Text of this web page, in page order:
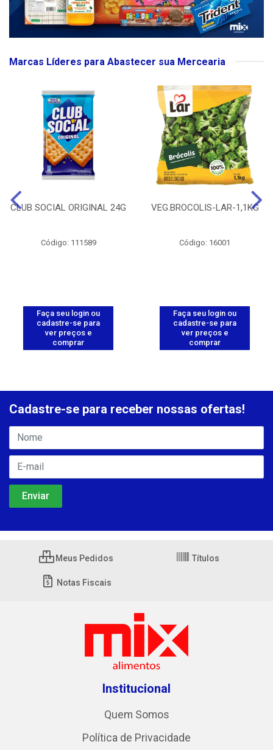
Marcas Líderes para Abastecer sua Mercearia
CLUB SOCIAL ORIGINAL 24G
Código: 111589
Faça seu login ou
cadastre-se para
ver preços e
comprar
VEG.BROCOLIS-LAR-1,1KG
Código: 16001
Faça seu login ou
cadastre-se para
ver preços e
comprar
Cadastre-se para receber nossas ofertas!
Meus Pedidos Títulos
Notas Fiscais
Institucional
Quem Somos
Política de Privacidade